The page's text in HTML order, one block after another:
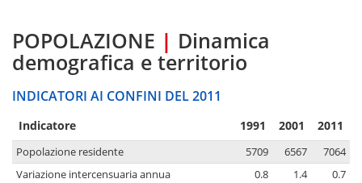
POPOLAZIONE | Dinamica
demografica e territorio
INDICATORI AI CONFINI DEL 2011
Indicatore 1991 2001 2011
Popolazione residente 5709 6567
7064
Variazione intercensuaria annua
0.8 1.4
0.7